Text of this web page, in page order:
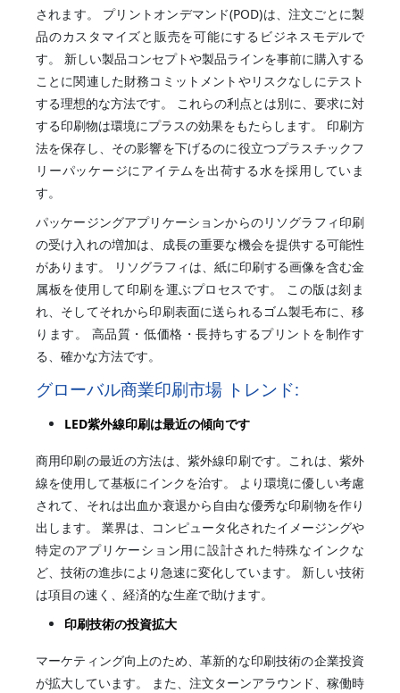
されます。 プリントオンデマンド(POD)は、注文ごとに製
品のカスタマイズと販売を可能にするビジネスモデルで
す。 新しい製品コンセプトや製品ラインを事前に購入する
ことに関連した財務コミットメントやリスクなしにテスト
する理想的な方法です。 これらの利点とは別に、要求に対
する印刷物は環境にプラスの効果をもたらします。 印刷方
法を保存し、その影響を下げるのに役立つプラスチックフ
リーパッケージにアイテムを出荷する水を採用していま
す。
パッケージングアプリケーションからのリソグラフィ印刷
の受け入れの増加は、成長の重要な機会を提供する可能性
があります。 リソグラフィは、紙に印刷する画像を含む金
属板を使用して印刷を運ぶプロセスです。 この版は刻ま
れ、そしてそれから印刷表面に送られるゴム製毛布に、移
ります。 高品質・低価格・長持ちするプリントを制作す
る、確かな方法です。
グローバル商業印刷市場 トレンド:
LED紫外線印刷は最近の傾向です
商用印刷の最近の方法は、紫外線印刷です。これは、紫外
線を使用して基板にインクを治す。 より環境に優しい考慮
されて、それは出血か衰退から自由な優秀な印刷物を作り
出します。 業界は、コンピュータ化されたイメージングや
特定のアプリケーション用に設計された特殊なインクな
ど、技術の進歩により急速に変化しています。 新しい技術
は項目の速く、経済的な生産で助けます。
印刷技術の投資拡大
マーケティング向上のため、革新的な印刷技術の企業投資
が拡大しています。 また、注文ターンアラウンド、稼働時